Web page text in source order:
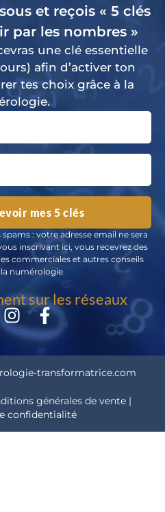
et reçois « 5 clés
par les nombres »
une clé essentielle
afin d’activer ton
tes choix grâce à la
mes 5 clés
: votre adresse email ne sera
inscrivant ici, vous recevrez des
commerciales et autres conseils
numérologie.
sur les réseaux
transformatrice.com
générales de vente |
confidentialité